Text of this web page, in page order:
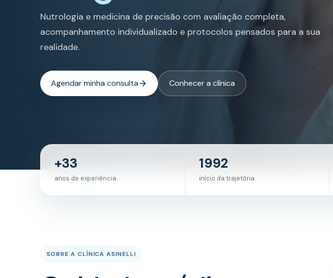
Nutrologia e medicina de precisão com avaliação completa,
acompanhamento individualizado e protocolos pensados para a sua
realidade.
Agendar minha consulta Conhecer a clínica
+33
anos de experiência
1992
início da trajetória
SOBRE A CLÍNICA ASINELLI